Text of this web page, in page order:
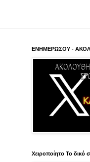
ΕΝΗΜΕΡΩΣΟΥ -
Χειροποίητο Το